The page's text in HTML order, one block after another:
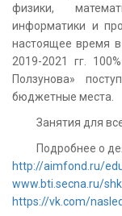
физики,
информатики и
настоящее время
2019-2021 гг.
Ползунова»
бюджетные места.
Занятия для
Подробнее о
http://aimfond.ru/
www.bti.secna.ru/
https://vk.com/